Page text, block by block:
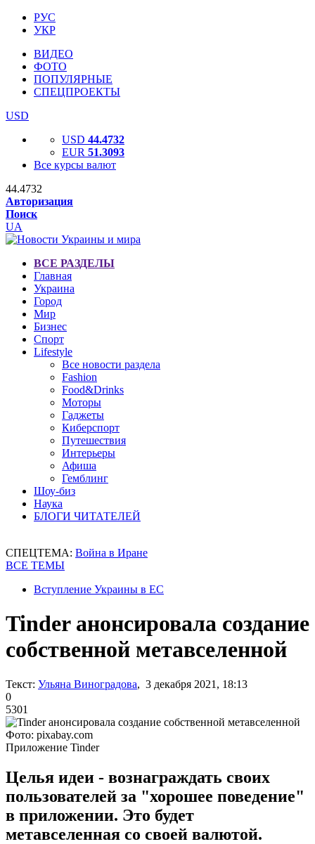
РУС
УКР
ВИДЕО
ФОТО
ПОПУЛЯРНЫЕ
СПЕЦПРОЕКТЫ
USD
USD 44.4732
EUR 51.3093
Все курсы валют
44.4732
Авторизация
Поиск
UA
ВСЕ РАЗДЕЛЫ
Главная
Украина
Город
Мир
Бизнес
Спорт
Lifestyle
Все новости раздела
Fashion
Food&Drinks
Моторы
Гаджеты
Киберспорт
Путешествия
Интерьеры
Афиша
Гемблинг
Шоу-биз
Наука
БЛОГИ ЧИТАТЕЛЕЙ
СПЕЦТЕМА: Война в Иране
ВСЕ ТЕМЫ
Вступление Украины в ЕС
Tinder анонсировала создание
собственной метавселенной
Текст: Ульяна Виноградова, 3 декабря 2021, 18:13
0
5301
Фото: pixabay.com
Приложение Tinder
Целья идеи - вознаграждать своих
пользователей за "хорошее поведение"
в приложении. Это будет
метавселенная со своей валютой.